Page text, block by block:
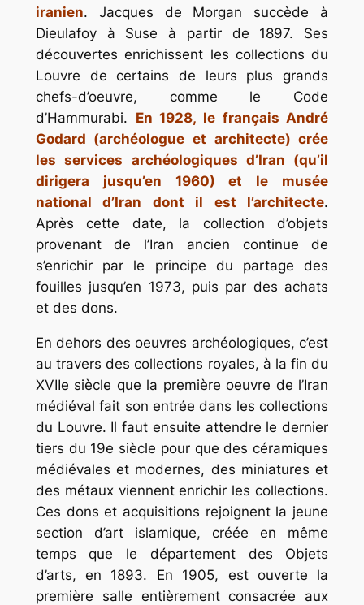
iranien. Jacques de Morgan succède à
Dieulafoy à Suse à partir de 1897. Ses
découvertes enrichissent les collections du
Louvre de certains de leurs plus grands
chefs-d’oeuvre, comme le Code
d’Hammurabi. En 1928, le français André
Godard (archéologue et architecte) crée
les services archéologiques d’Iran (qu’il
dirigera jusqu’en 1960) et le musée
national d’Iran dont il est l’architecte.
Après cette date, la collection d’objets
provenant de l’Iran ancien continue de
s’enrichir par le principe du partage des
fouilles jusqu’en 1973, puis par des achats
et des dons.
En dehors des oeuvres archéologiques, c’est
au travers des collections royales, à la fin du
XVIIe siècle que la première oeuvre de l’Iran
médiéval fait son entrée dans les collections
du Louvre. Il faut ensuite attendre le dernier
tiers du 19e siècle pour que des céramiques
médiévales et modernes, des miniatures et
des métaux viennent enrichir les collections.
Ces dons et acquisitions rejoignent la jeune
section d’art islamique, créée en même
temps que le département des Objets
d’arts, en 1893. En 1905, est ouverte la
première salle entièrement consacrée aux